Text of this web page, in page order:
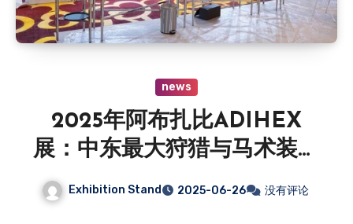
news
2025年阿布扎比ADIHEX
展：中东最大狩猎与马术装备
Exhibition Stand 2025-06-26 没有评论